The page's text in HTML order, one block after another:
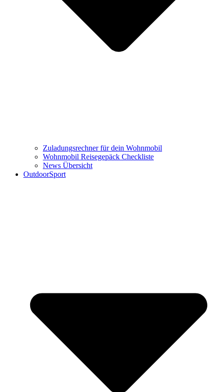
Zuladungsrechner für dein Wohnmobil
Wohnmobil Reisegepäck Checkliste
News Übersicht
OutdoorSport